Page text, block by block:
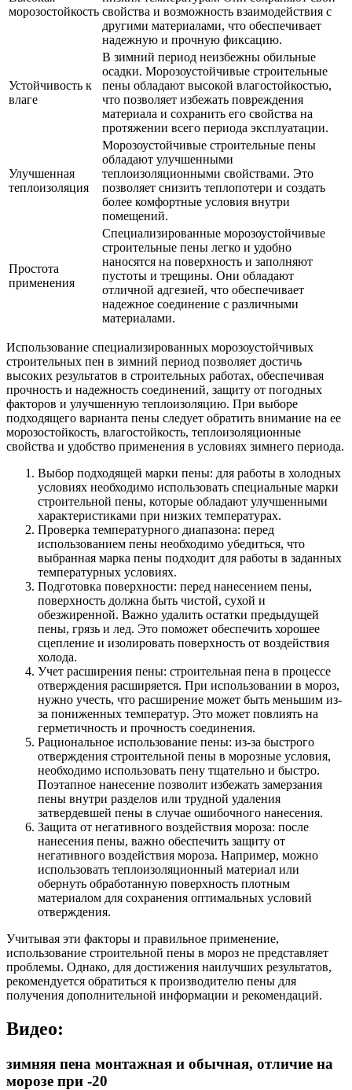
морозостойкость свойства и возможность взаимодействия с
другими материалами, что обеспечивает
надежную и прочную фиксацию.
Устойчивость к
влаге
В зимний период неизбежны обильные
осадки. Морозоустойчивые строительные
пены обладают высокой влагостойкостью,
что позволяет избежать повреждения
материала и сохранить его свойства на
протяжении всего периода эксплуатации.
Улучшенная
теплоизоляция
Морозоустойчивые строительные пены
обладают улучшенными
теплоизоляционными свойствами. Это
позволяет снизить теплопотери и создать
более комфортные условия внутри
помещений.
Простота
применения
Специализированные морозоустойчивые
строительные пены легко и удобно
наносятся на поверхность и заполняют
пустоты и трещины. Они обладают
отличной адгезией, что обеспечивает
надежное соединение с различными
материалами.
Использование специализированных морозоустойчивых
строительных пен в зимний период позволяет достичь
высоких результатов в строительных работах, обеспечивая
прочность и надежность соединений, защиту от погодных
факторов и улучшенную теплоизоляцию. При выборе
подходящего варианта пены следует обратить внимание на ее
морозостойкость, влагостойкость, теплоизоляционные
свойства и удобство применения в условиях зимнего периода.
Выбор подходящей марки пены: для работы в холодных
условиях необходимо использовать специальные марки
строительной пены, которые обладают улучшенными
характеристиками при низких температурах.
Проверка температурного диапазона: перед
использованием пены необходимо убедиться, что
выбранная марка пены подходит для работы в заданных
температурных условиях.
Подготовка поверхности: перед нанесением пены,
поверхность должна быть чистой, сухой и
обезжиренной. Важно удалить остатки предыдущей
пены, грязь и лед. Это поможет обеспечить хорошее
сцепление и изолировать поверхность от воздействия
холода.
Учет расширения пены: строительная пена в процессе
отверждения расширяется. При использовании в мороз,
нужно учесть, что расширение может быть меньшим из-
за пониженных температур. Это может повлиять на
герметичность и прочность соединения.
Рациональное использование пены: из-за быстрого
отверждения строительной пены в морозные условия,
необходимо использовать пену тщательно и быстро.
Поэтапное нанесение позволит избежать замерзания
пены внутри разделов или трудной удаления
затвердевшей пены в случае ошибочного нанесения.
Защита от негативного воздействия мороза: после
нанесения пены, важно обеспечить защиту от
негативного воздействия мороза. Например, можно
использовать теплоизоляционный материал или
обернуть обработанную поверхность плотным
материалом для сохранения оптимальных условий
отверждения.
Учитывая эти факторы и правильное применение,
использование строительной пены в мороз не представляет
проблемы. Однако, для достижения наилучших результатов,
рекомендуется обратиться к производителю пены для
получения дополнительной информации и рекомендаций.
Видео:
зимняя пена монтажная и обычная, отличие на
морозе при -20